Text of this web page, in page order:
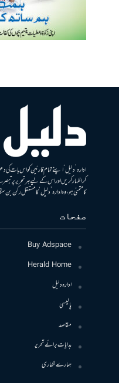
ادارہ ’دلیل‘ اپنے تمام قارئین کو اس بات
کر اظہار کریں اور اس کے لیے ہر تحریر پر
کا متمنی ہو، وہ ادارہ ’دلیل‘ کا مستقل رکن
صفحات
Buy Adspace
Herald Home
ادارہ دلیل
پالیسی
مقاصد
ہدایات برائے تحریر
ہمارے لکھاری